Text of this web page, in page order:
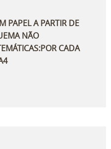
PAPEL A PARTIR DE
NÃO
CADA